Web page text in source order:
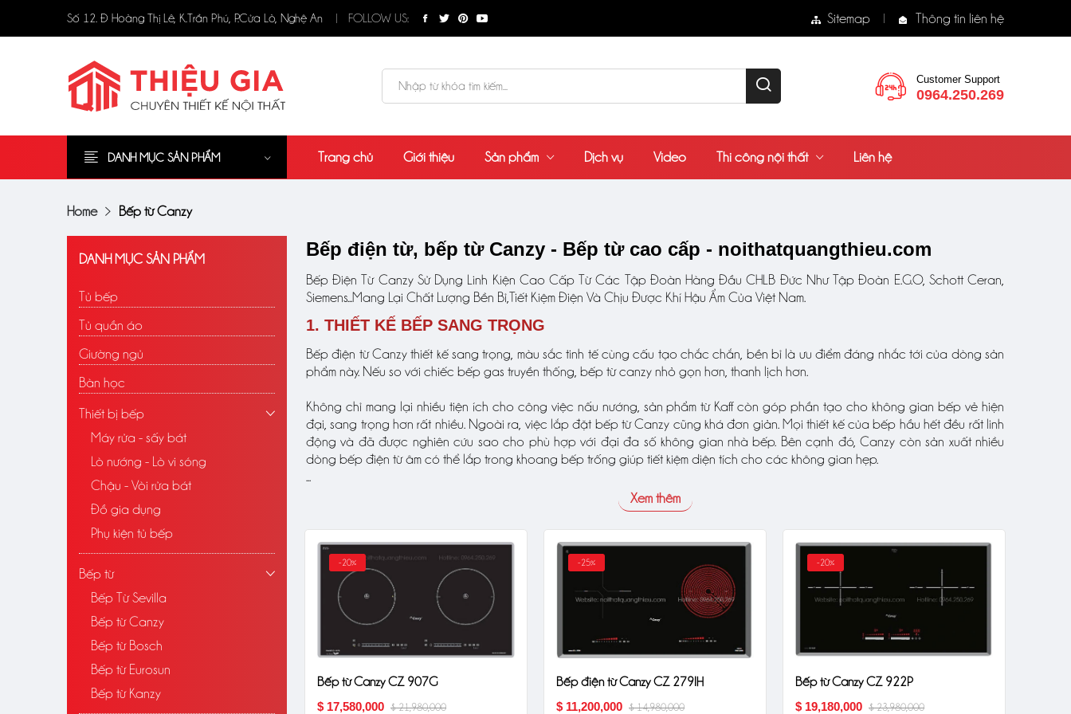
Số 12. Đ Hoàng Thị Lê, K.Trần Phú, P.Cửa Lò, Nghệ An FOLLOW US: Sitemap Thông tin liên hệ
Customer Support
0964.250.269
DANH MỤC SẢN PHẨM Trang chủ Giới thiệu Sản phẩm Dịch vụ Video Thi công nội thất Liên hệ
Home Bếp từ Canzy
Bếp điện từ, bếp từ Canzy - Bếp từ cao cấp - noithatquangthieu.com
Bếp Điện Từ Canzy Sử Dụng Linh Kiện Cao Cấp Từ Các Tập Đoàn Hàng Đầu CHLB Đức Như Tập Đoàn E.G.O, Schott Ceran,
Siemens...Mang Lại Chất Lượng Bền Bỉ,Tiết Kiệm Điện Và Chịu Được Khí Hậu Ẩm Của Việt Nam.
1. THIẾT KẾ BẾP SANG TRỌNG
Bếp điện từ Canzy thiết kế sang trọng, màu sắc tinh tế cùng cấu tạo chắc chắn, bền bỉ là ưu điểm đáng nhắc tới của dòng sản
phẩm này. Nếu so với chiếc bếp gas truyền thống, bếp từ canzy nhỏ gọn hơn, thanh lịch hơn.
Không chỉ mang lại nhiều tiện ích cho công việc nấu nướng, sản phẩm từ Kaff còn góp phần tạo cho không gian bếp vẻ hiện
đại, sang trọng hơn rất nhiều. Ngoài ra, việc lắp đặt bếp từ Canzy cũng khá đơn giản. Mọi thiết kế của bếp hầu hết đều rất linh
động và đã được nghiên cứu sao cho phù hợp với đại đa số không gian nhà bếp. Bên cạnh đó, Canzy còn sản xuất nhiều
dòng bếp điện từ âm có thể lắp trong khoang bếp trống giúp tiết kiệm diện tích cho các không gian hẹp.
Xem thêm
-20%
Bếp từ Canzy CZ 907G
$ 17,580,000 $ 21,980,000
-25%
Bếp điện từ Canzy CZ 279IH
$ 11,200,000 $ 14,980,000
-20%
Bếp từ Canzy CZ 922P
$ 19,180,000 $ 23,980,000
DANH MỤC SẢN PHẨM
Tủ bếp
Tủ quần áo
Giường ngủ
Bàn học
Thiết bị bếp
Máy rửa - sấy bát
Lò nướng - Lò vi sóng
Chậu - Vòi rửa bát
Đồ gia dụng
Phụ kiện tủ bếp
Bếp từ
Bếp Từ Sevilla
Bếp từ Canzy
Bếp từ Bosch
Bếp từ Eurosun
Bếp từ Kanzy